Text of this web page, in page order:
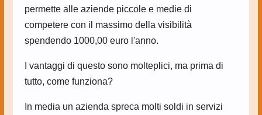
permette alle aziende piccole e medie di
competere con il massimo della visibilità
spendendo 1000,00 euro l'anno.
I vantaggi di questo sono molteplici, ma prima di
tutto, come funziona?
In media un azienda spreca molti soldi in servizi